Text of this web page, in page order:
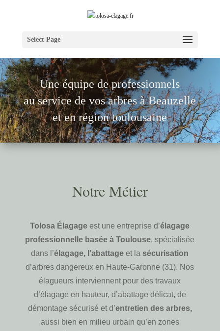
Select Page
Une équipe de professionnels
au service de vos arbres àBeauzelle
et en région toulousaine
Notre Métier
Tolosa Élagage est une entreprise d’élagage
professionnelle basée à Toulouse, spécialisée
dans l’élagage, l’abattage et la sécurisation
d’arbres dangereux en Haute-Garonne (31). Nos
élagueurs interviennent pour des travaux
d’élagage en hauteur, d’abattage délicat, de
démontage sécurisé et d’entretien des arbres,
aussi bien en milieu urbain qu’en zones